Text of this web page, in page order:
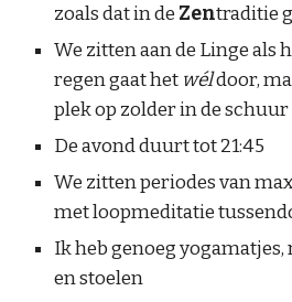
zoals dat in de Zentraditie
We zitten aan de Linge als
regen gaat het wéldoor,
plek op zolder in de schuur
De avond duurt tot 21:45
We zitten periodes van
met loopmeditatie
Ik heb genoegyogamatjes,
en stoelen